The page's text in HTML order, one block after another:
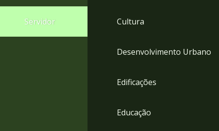
Servidor Cultura
Desenvolvimento Urbano
Edificações
Educação